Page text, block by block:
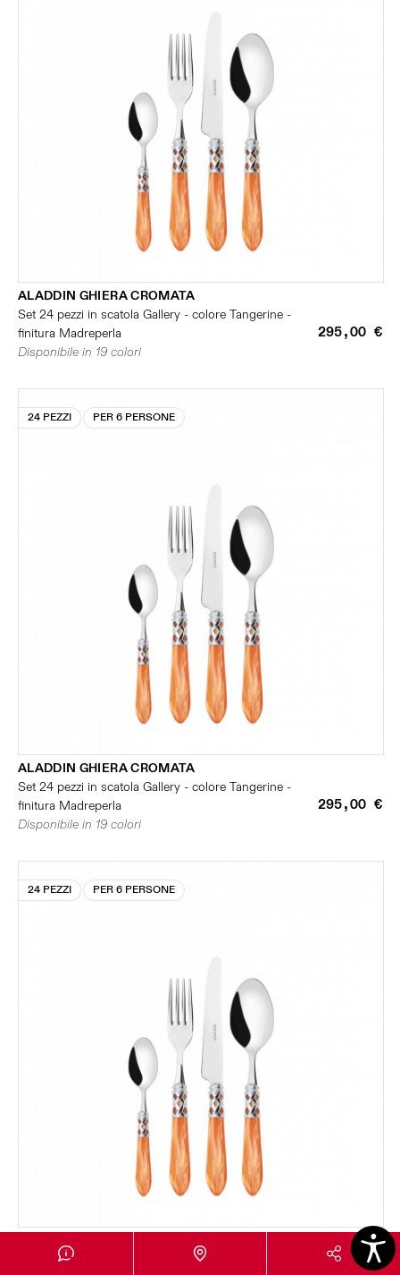
ALADDIN GHIERA CROMATA
Set 24 pezzi in scatola Gallery - colore Tangerine -
finitura Madreperla
295,00 €
Disponibile in 19 colori
24 PEZZI PER 6 PERSONE
ALADDIN GHIERA CROMATA
Set 24 pezzi in scatola Gallery - colore Tangerine -
finitura Madreperla
295,00 €
Disponibile in 19 colori
24 PEZZI PER 6 PERSONE
Set 24 pezzi in scatola Gallery - colore Tangerine -